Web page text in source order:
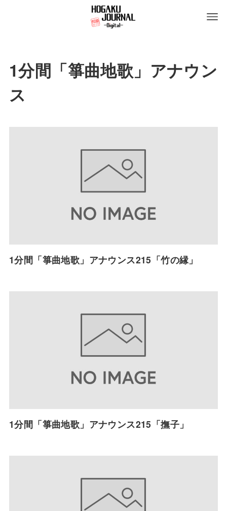
1分間「箏曲地歌」アナウン
ス
1分間「箏曲地歌」アナウンス215「竹の縁」
1分間「箏曲地歌」アナウンス215「撫子」